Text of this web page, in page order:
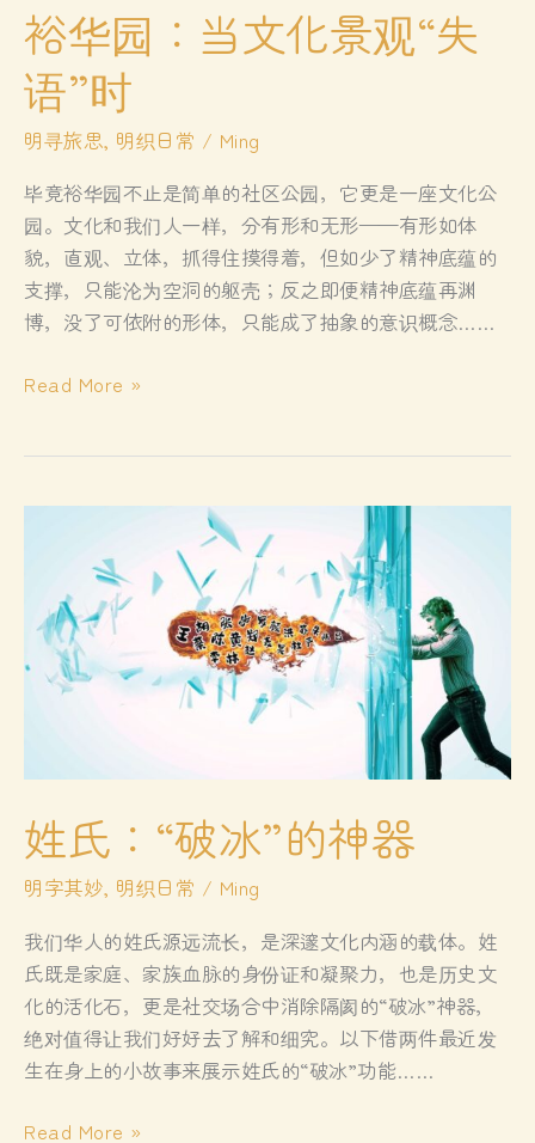
裕华园：当文化景观“失
语”时
明寻旅思, 明织日常 / Ming
毕竟裕华园不止是简单的社区公园，它更是一座文化公
园。文化和我们人一样，分有形和无形——有形如体
貌，直观、立体，抓得住摸得着，但如少了精神底蕴的
支撑，只能沦为空洞的躯壳；反之即便精神底蕴再渊
博，没了可依附的形体，只能成了抽象的意识概念……
裕
文
观“失
语”时
Read More »
姓氏：“破冰”的神器
明字其妙, 明织日常 / Ming
我们华人的姓氏源远流长，是深邃文化内涵的载体。姓
氏既是家庭、家族血脉的身份证和凝聚力，也是历史文
化的活化石，更是社交场合中消除隔阂的“破冰”神器，
绝对值得让我们好好去了解和细究。以下借两件最近发
生在身上的小故事来展示姓氏的“破冰”功能……
姓
Read More »